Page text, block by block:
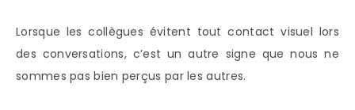
Lorsque les collègues évitent tout contact visuel lors
des conversations, c’est un autre signe que nous ne
sommes pas bien perçus par les autres.